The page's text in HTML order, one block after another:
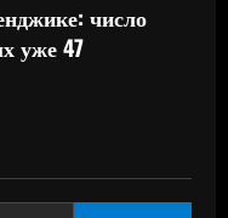
число
уже 47